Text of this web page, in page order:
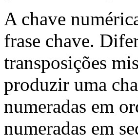
A chave
frase chave.
transposições
produzir uma
numeradas em
numeradas em